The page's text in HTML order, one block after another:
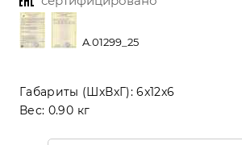
A.01299_25
Габариты (ШхВхГ):6x12x6
Вес: 0.90 кг